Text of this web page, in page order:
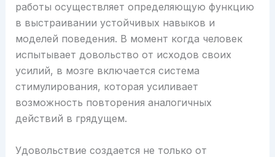
работы осуществляет определяющую функцию
в выстраивании устойчивых навыков и
моделей поведения. В момент когда человек
испытывает довольство от исходов своих
усилий, в мозге включается система
стимулирования, которая усиливает
возможность повторения аналогичных
действий в грядущем.
Удовольствие создается не только от